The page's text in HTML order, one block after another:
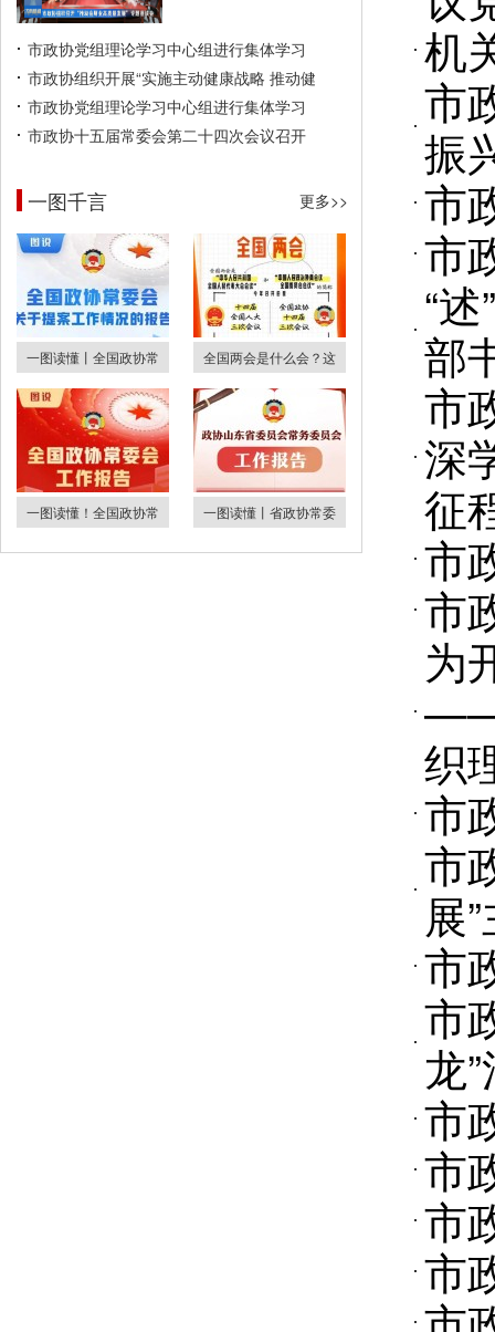
市政协党组理论学习中心组进行集体学习
市政协组织开展“实施主动健康战略 推动健
市政协党组理论学习中心组进行集体学习
市政协十五届常委会第二十四次会议召开
一图千言 更多>>
一图读懂丨全国政协常 全国两会是什么会？这
一图读懂！全国政协常 一图读懂丨省政协常委
机
市
振
市
市
“
部
市
深
征
市
市
为
——
织
市
市
展
市
市
龙
市
市
市
市